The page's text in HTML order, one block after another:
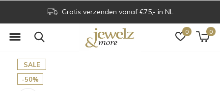
0 0
Gratis verzenden vanaf €75,- in NL
SALE
-50%